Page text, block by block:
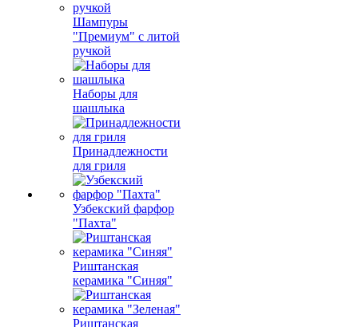
Шампуры
"Премиум" с литой
ручкой
Наборы для
шашлыка
Принадлежности
для гриля
Узбекский фарфор
"Пахта"
Риштанская
керамика "Синяя"
Риштанская